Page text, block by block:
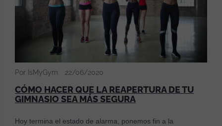
Por IsMyGym 22/06/2020
CÓMO HACER QUE LA REAPERTURA DE TU
GIMNASIO SEA MÁS SEGURA
Hoy termina el estado de alarma, ponemos fin a la